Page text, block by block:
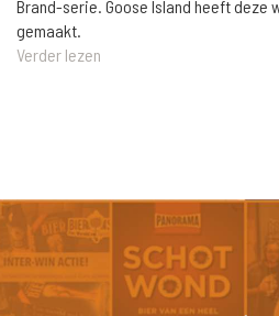
Brand-serie. Goose Island heeft deze
gemaakt.
Verder lezen